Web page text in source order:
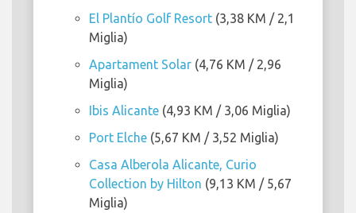
El Plantío Golf Resort (3,38 KM / 2,1
Miglia)
Apartament Solar (4,76 KM / 2,96
Miglia)
Ibis Alicante (4,93 KM / 3,06 Miglia)
Port Elche (5,67 KM / 3,52 Miglia)
Casa Alberola Alicante, Curio
Collection by Hilton (9,13 KM / 5,67
Miglia)